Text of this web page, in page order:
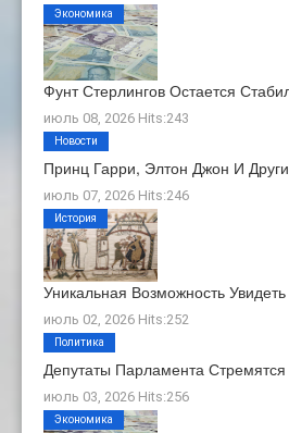
Фунт Стерлингов Остается
июль 08, 2026 Hits:243
Экономика
Принц Гарри, Элтон Джон И
июль 07, 2026 Hits:246
Новости
Уникальная Возможность
июль 02, 2026 Hits:252
История
Депутаты Парламента
июль 03, 2026 Hits:256
Политика
Экономика